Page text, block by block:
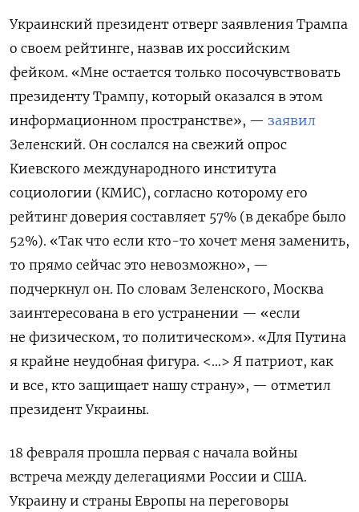
Украинский президент отверг заявления Трампа
о своем рейтинге, назвав их российским
фейком. «Мне остается только посочувствовать
президенту Трампу, который оказался в этом
информационном пространстве», — заявил
Зеленский. Он сослался на свежий опрос
Киевского международного института
социологии (КМИС), согласно которому его
рейтинг доверия составляет 57% (в декабре было
52%). «Так что если кто-то хочет меня заменить,
то прямо сейчас это невозможно», —
подчеркнул он. По словам Зеленского, Москва
заинтересована в его устранении — «если
не физическом, то политическом». «Для Путина
я крайне неудобная фигура. <…> Я патриот, как
и все, кто защищает нашу страну», — отметил
президент Украины.
18 февраля прошла первая с начала войны
встреча между делегациями России и США.
Украину и страны Европы на переговоры